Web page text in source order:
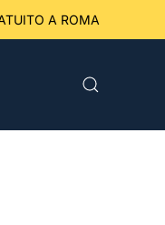
A ROMA